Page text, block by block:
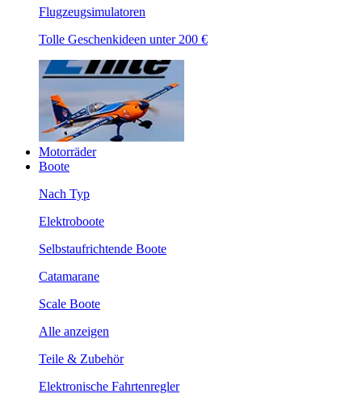
Flugzeugsimulatoren
Tolle Geschenkideen unter 200 €
Motorräder
Boote
Nach Typ
Elektroboote
Selbstaufrichtende Boote
Catamarane
Scale Boote
Alle anzeigen
Teile & Zubehör
Elektronische Fahrtenregler